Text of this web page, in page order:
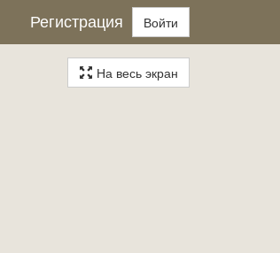
Регистрация Войти
На весь экран